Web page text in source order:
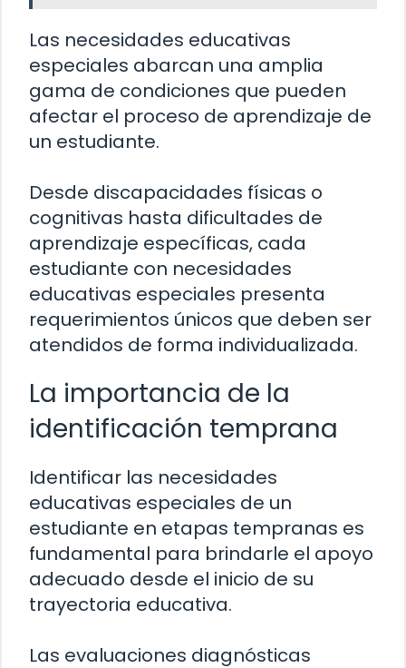
Las necesidades educativas
especiales abarcan una amplia
gama de condiciones que pueden
afectar el proceso de aprendizaje de
un estudiante.
Desde discapacidades físicas o
cognitivas hasta dificultades de
aprendizaje específicas, cada
estudiante con necesidades
educativas especiales presenta
requerimientos únicos que deben ser
atendidos de forma individualizada.
La importancia de la
identificación temprana
Identificar las necesidades
educativas especiales de un
estudiante en etapas tempranas es
fundamental para brindarle el apoyo
adecuado desde el inicio de su
trayectoria educativa.
Las evaluaciones diagnósticas